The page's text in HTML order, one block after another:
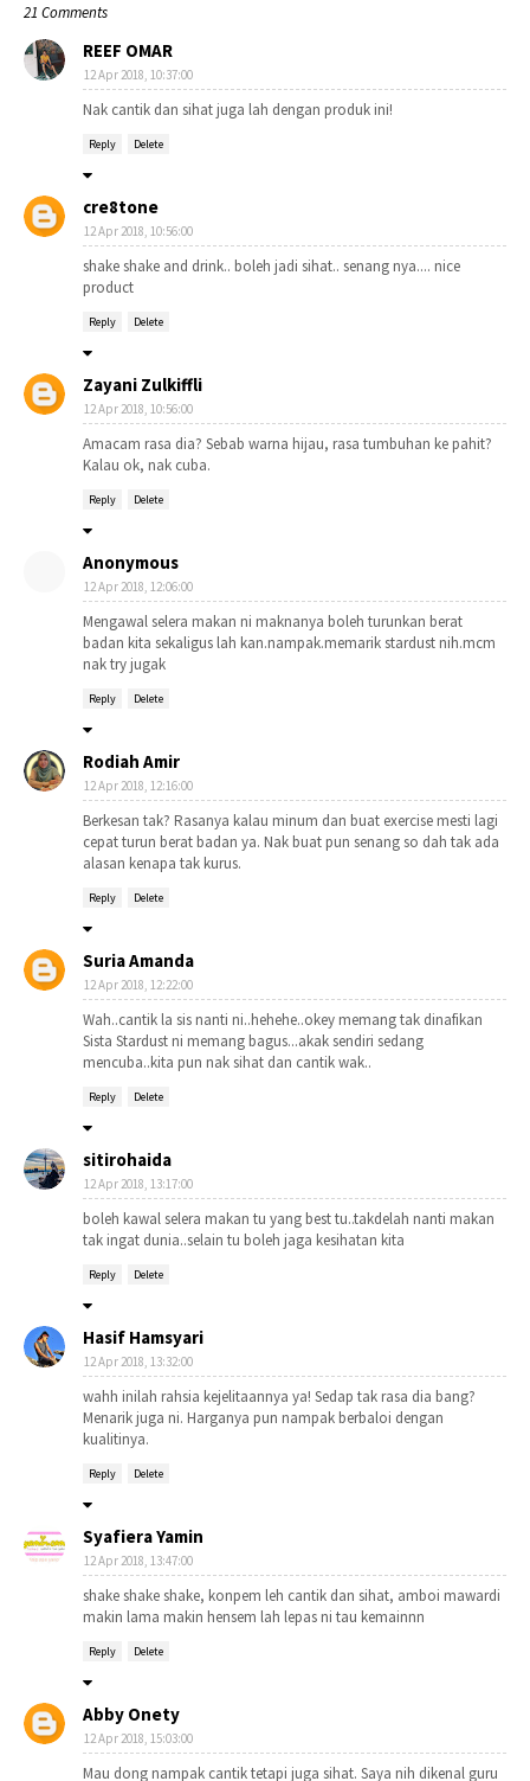
21 Comments
REEF OMAR
12 Apr 2018, 10:37:00
Nak cantik dan sihat juga lah dengan produk ini!
Reply Delete
cre8tone
12 Apr 2018, 10:56:00
shake shake and drink.. boleh jadi sihat.. senang nya.... nice
product
Reply Delete
Zayani Zulkiffli
12 Apr 2018, 10:56:00
Amacam rasa dia? Sebab warna hijau, rasa tumbuhan ke pahit?
Kalau ok, nak cuba.
Reply Delete
Anonymous
12 Apr 2018, 12:06:00
Mengawal selera makan ni maknanya boleh turunkan berat
badan kita sekaligus lah kan.nampak.memarik stardust nih.mcm
nak try jugak
Reply Delete
Rodiah Amir
12 Apr 2018, 12:16:00
Berkesan tak? Rasanya kalau minum dan buat exercise mesti lagi
cepat turun berat badan ya. Nak buat pun senang so dah tak ada
alasan kenapa tak kurus.
Reply Delete
Suria Amanda
12 Apr 2018, 12:22:00
Wah..cantik la sis nanti ni..hehehe..okey memang tak dinafikan
Sista Stardust ni memang bagus...akak sendiri sedang
mencuba..kita pun nak sihat dan cantik wak..
Reply Delete
sitirohaida
12 Apr 2018, 13:17:00
boleh kawal selera makan tu yang best tu..takdelah nanti makan
tak ingat dunia..selain tu boleh jaga kesihatan kita
Reply Delete
Hasif Hamsyari
12 Apr 2018, 13:32:00
wahh inilah rahsia kejelitaannya ya! Sedap tak rasa dia bang?
Menarik juga ni. Harganya pun nampak berbaloi dengan
kualitinya.
Reply Delete
Syafiera Yamin
12 Apr 2018, 13:47:00
shake shake shake, konpem leh cantik dan sihat, amboi mawardi
makin lama makin hensem lah lepas ni tau kemainnn
Reply Delete
Abby Onety
12 Apr 2018, 15:03:00
Mau dong nampak cantik tetapi juga sihat. Saya nih dikenal guru